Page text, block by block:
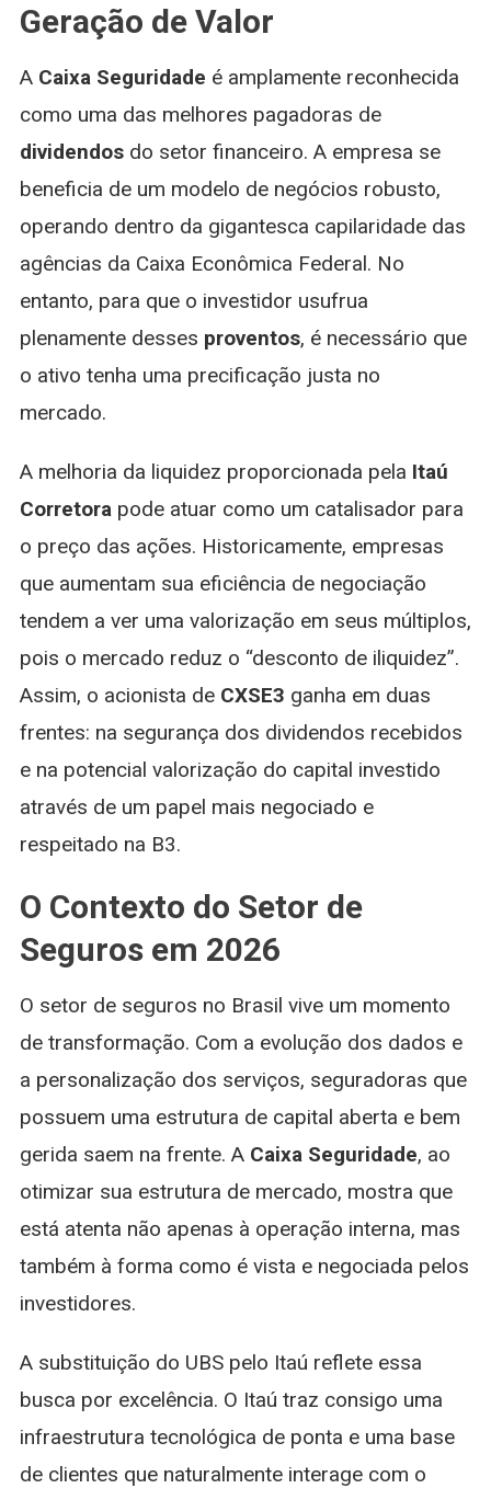
Geração de Valor
A Caixa Seguridade é amplamente reconhecida
como uma das melhores pagadoras de
dividendosdo setor financeiro. A empresa se
beneficia de um modelo de negócios robusto,
operando dentro da gigantesca capilaridade das
agências da Caixa Econômica Federal. No
entanto, para que o investidor usufrua
plenamente desses proventos, é necessário que
o ativo tenha uma precificação justa no
mercado.
A melhoria da liquidez proporcionada pela Itaú
Corretorapode atuar como um catalisador para
o preço das ações. Historicamente, empresas
que aumentam sua eficiência de negociação
tendem a ver uma valorização em seus múltiplos,
pois o mercado reduz o “desconto de iliquidez”.
Assim, o acionista de CXSE3 ganha em duas
frentes: na segurança dos dividendos recebidos
e na potencial valorização do capital investido
através de um papel mais negociado e
respeitado na B3.
O Contexto do Setor de
Seguros em 2026
O setor de seguros no Brasil vive um momento
de transformação. Com a evolução dos dados e
a personalização dos serviços, seguradoras que
possuem uma estrutura de capital aberta e bem
gerida saem na frente. A Caixa Seguridade, ao
otimizar sua estrutura de mercado, mostra que
está atenta não apenas à operação interna, mas
também à forma como é vista e negociada pelos
investidores.
A substituição do UBS pelo Itaú reflete essa
busca por excelência. O Itaú traz consigo uma
infraestrutura tecnológica de ponta e uma base
de clientes que naturalmente interage com o